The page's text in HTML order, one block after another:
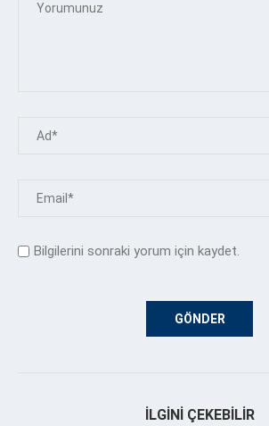
Bilgilerini sonraki yorum için kaydet.
İLGINI ÇEKEBILIR